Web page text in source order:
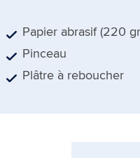
Papier abrasif (220
Pinceau
Plâtre à reboucher